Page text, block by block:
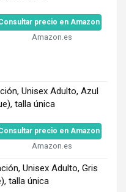
precio en Amazon
Amazon.es
Unisex Adulto, Azul
talla única
precio en Amazon
Amazon.es
Unisex Adulto, Gris
talla única